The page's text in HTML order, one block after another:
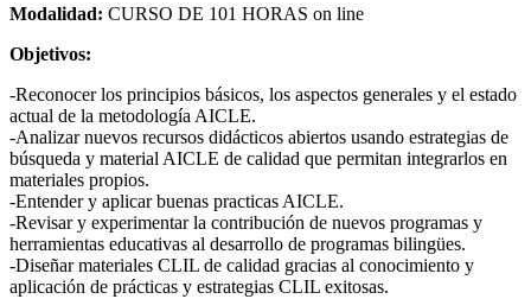
Modalidad: CURSO DE 101 HORAS on line
Objetivos:
-Reconocer los principios básicos, los aspectos generales y el estado
actual de la metodología AICLE.
-Analizar nuevos recursos didácticos abiertos usando estrategias de
búsqueda y material AICLE de calidad que permitan integrarlos en
materiales propios.
-Entender y aplicar buenas practicas AICLE.
-Revisar y experimentar la contribución de nuevos programas y
herramientas educativas al desarrollo de programas bilingües.
-Diseñar materiales CLIL de calidad gracias al conocimiento y
aplicación de prácticas y estrategias CLIL exitosas.